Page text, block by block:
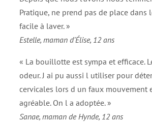
Pratique, ne prend pas de place dans
facile à laver. »
Estelle, maman d’Élise, 12 ans
« La bouillotte est sympa et efficace.
odeur. J ai pu aussi l utiliser pour
cervicales lors d un faux mouvement
agréable. On l a adoptée. »
Sanae, maman de Hynde, 12 ans